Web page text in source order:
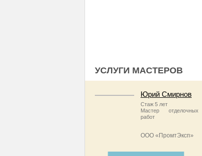
УСЛУГИ МАСТЕРОВ
Юрий Смирнов
Стаж 5 лет
Мастер отделочных
работ
ООО «ПромтЭксп»